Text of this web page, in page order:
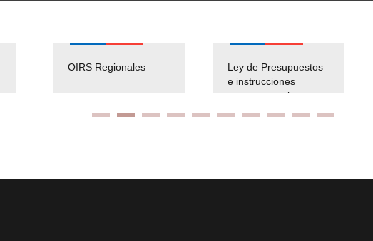
OIRS Regionales
Ley de Presupuestos
e instrucciones
presuspuetarias